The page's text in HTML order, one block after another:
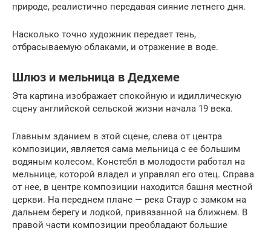
природе, реалистично передавая сияние летнего дня.
Насколько точно художник передает тень,
отбрасываемую облаками, и отражение в воде.
Шлюз и мельница в Дедхеме
Эта картина изображает спокойную и идиллическую
сцену английской сельской жизни начала 19 века.
Главным зданием в этой сцене, слева от центра
композиции, является сама мельница с ее большим
водяным колесом. Констебл в молодости работал на
мельнице, которой владел и управлял его отец. Справа
от нее, в центре композиции находится башня местной
церкви. На переднем плане — река Стаур с замком на
дальнем берегу и лодкой, привязанной на ближнем. В
правой части композиции преобладают большие